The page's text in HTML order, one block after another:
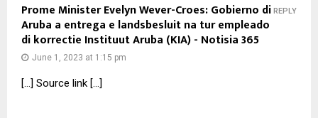
Prome Minister Evelyn Wever-Croes: Gobierno di
Aruba a entrega e landsbesluit na tur empleado
di korrectie Instituut Aruba (KIA) - Notisia 365
June 1, 2023 at 1:15 pm
[…] Source link […]
REPLY